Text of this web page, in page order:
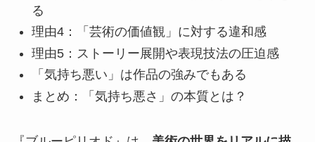
る
理由4：「芸術の価値観」に対する違和感
理由5：ストーリー展開や表現技法の圧迫感
「気持ち悪い」は作品の強みでもある
まとめ：「気持ち悪さ」の本質とは？